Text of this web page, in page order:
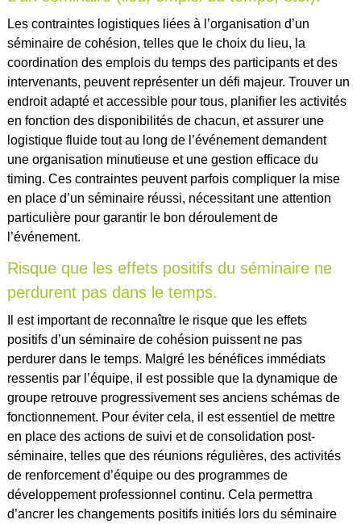
Les contraintes logistiques liées à l’organisation d’un
séminaire de cohésion, telles que le choix du lieu, la
coordination des emplois du temps des participants et des
intervenants, peuvent représenter un défi majeur. Trouver un
endroit adapté et accessible pour tous, planifier les activités
en fonction des disponibilités de chacun, et assurer une
logistique fluide tout au long de l’événement demandent
une organisation minutieuse et une gestion efficace du
timing. Ces contraintes peuvent parfois compliquer la mise
en place d’un séminaire réussi, nécessitant une attention
particulière pour garantir le bon déroulement de
l’événement.
Risque que les effets positifs du séminaire ne
perdurent pas dans le temps.
Il est important de reconnaître le risque que les effets
positifs d’un séminaire de cohésion puissent ne pas
perdurer dans le temps. Malgré les bénéfices immédiats
ressentis par l’équipe, il est possible que la dynamique de
groupe retrouve progressivement ses anciens schémas de
fonctionnement. Pour éviter cela, il est essentiel de mettre
en place des actions de suivi et de consolidation post-
séminaire, telles que des réunions régulières, des activités
de renforcement d’équipe ou des programmes de
développement professionnel continu. Cela permettra
d’ancrer les changements positifs initiés lors du séminaire